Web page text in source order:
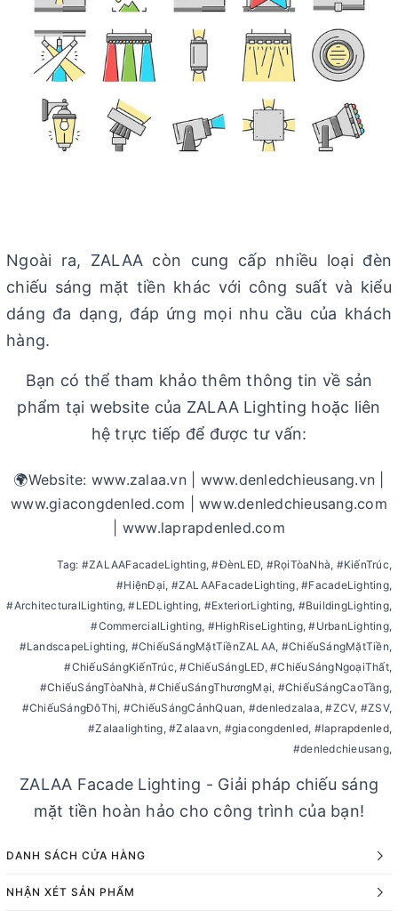
Ngoài ra, ZALAA còn cung cấp nhiều loại đèn
chiếu sáng mặt tiền khác với công suất và kiểu
dáng đa dạng, đáp ứng mọi nhu cầu của khách
hàng.
Bạn có thể tham khảo thêm thông tin về sản
phẩm tại website của ZALAA Lighting hoặc liên
hệ trực tiếp để được tư vấn:
🌍Website: www.zalaa.vn | www.denledchieusang.vn |
www.giacongdenled.com | www.denledchieusang.com
| www.laprapdenled.com
Tag: #ZALAAFacadeLighting, #ĐènLED, #RọiTòaNhà, #KiếnTrúc,
#HiệnĐại, #ZALAAFacadeLighting, #FacadeLighting,
#ArchitecturalLighting, #LEDLighting, #ExteriorLighting, #BuildingLighting,
#CommercialLighting, #HighRiseLighting, #UrbanLighting,
#LandscapeLighting, #ChiếuSángMặtTiềnZALAA, #ChiếuSángMặtTiền,
#ChiếuSángKiếnTrúc, #ChiếuSángLED, #ChiếuSángNgoạiThất,
#ChiếuSángTòaNhà, #ChiếuSángThươngMại, #ChiếuSángCaoTầng,
#ChiếuSángĐôThị, #ChiếuSángCảnhQuan, #denledzalaa, #ZCV, #ZSV,
#Zalaalighting, #Zalaavn, #giacongdenled, #laprapdenled,
#denledchieusang,
ZALAA Facade Lighting - Giải pháp chiếu sáng
mặt tiền hoàn hảo cho công trình của bạn!
DANH SÁCH CỬA HÀNG
NHẬN XÉT SẢN PHẨM